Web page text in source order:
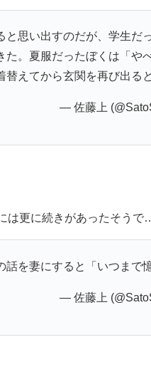
と思い出すのだが、学生だ
た。夏服だったぼくは「や
替えてから玄関を再び出る
— 佐藤上
は更に続きがあったそうで
話を妻にすると「いつまで
— 佐藤上